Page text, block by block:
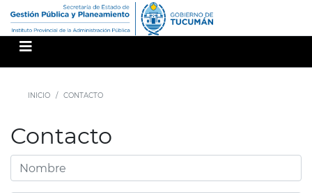
INICIO CONTACTO
Contacto